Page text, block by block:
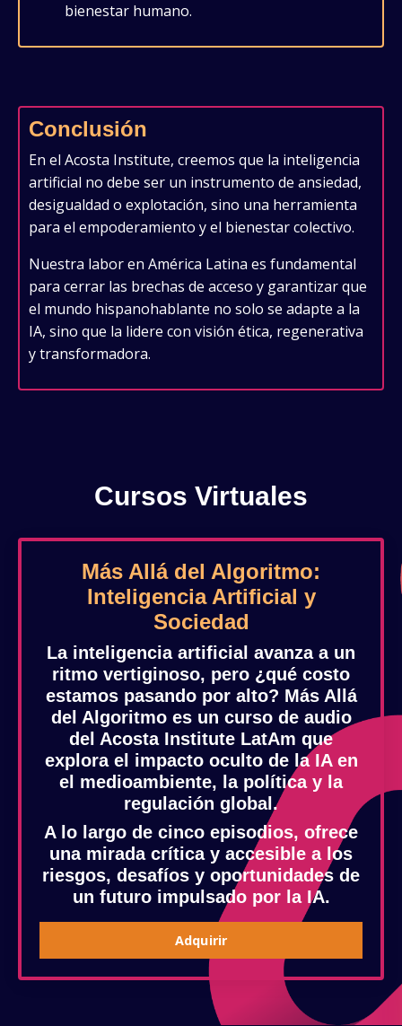
bienestar humano.
Conclusión
En el Acosta Institute, creemos que la inteligencia
artificial no debe ser un instrumento de ansiedad,
desigualdad o explotación, sino una herramienta
para el empoderamiento y el bienestar colectivo.
Nuestra labor en América Latina es fundamental
para cerrar las brechas de acceso y garantizar que
el mundo hispanohablante no solo se adapte a la
IA, sino que la lidere con visión ética, regenerativa
y transformadora.
Cursos Virtuales
Más Allá del Algoritmo:
Inteligencia Artificial y
Sociedad
La inteligencia artificial avanza a un
ritmo vertiginoso, pero ¿qué costo
estamos pasando por alto? Más Allá
del Algoritmoes un curso de audio
del Acosta Institute LatAm que
explora el impacto oculto de la IA en
el medioambiente, la política y la
regulación global.
A lo largo de cinco episodios, ofrece
una mirada crítica y accesible a los
riesgos, desafíos y oportunidades de
un futuro impulsado por la IA.
Adquirir